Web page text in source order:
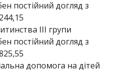
постійний догляд з
ІІІ групи
постійний догляд з
допомога на дітей